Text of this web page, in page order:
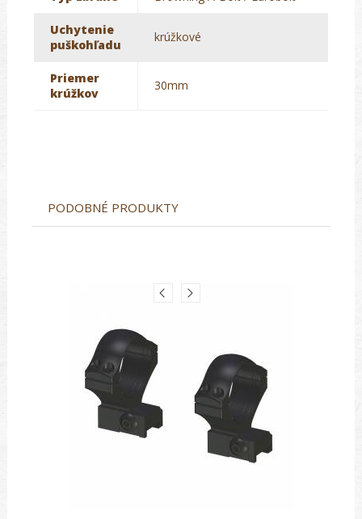
Uchytenie
puškohľadu
krúžkové
Priemer
krúžkov
30mm
PODOBNÉ PRODUKTY